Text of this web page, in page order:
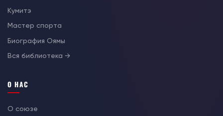
Кумитэ
Мастер спорта
Биография Оямы
Вся библиотека →
О НАС
О союзе